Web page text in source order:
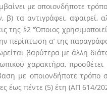
με οποιονδήποτε
τα αντιγράφει, αφαιρεί,
της §2 “Όποιος
περίπτωση α’ της
βαρύτερα με άλλη
χαρακτήρα,
με οποιονδήποτε τρόπο
έως πέντε (5) έτη (ΑΠ 614/